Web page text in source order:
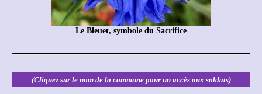
Le Bleuet, symbole du Sacrifice
(Cliquez sur le nom de la commune pour un accès aux soldats)